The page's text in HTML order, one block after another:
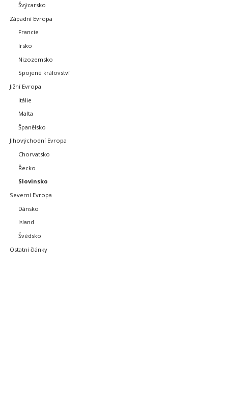
Švýcarsko
Západní Evropa
Francie
Irsko
Nizozemsko
Spojené království
Jižní Evropa
Itálie
Malta
Španělsko
Jihovýchodní Evropa
Chorvatsko
Řecko
Slovinsko
Severní Evropa
Dánsko
Island
Švédsko
Ostatní články